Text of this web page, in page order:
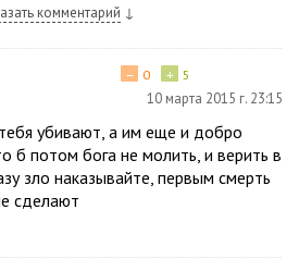
комментарий ↓
+ 5
− 0
10 марта 2015 г. 23:15
убивают, а им еще и добро
б потом бога не молить, и верить в
зло наказывайте, первым смерть
сделают